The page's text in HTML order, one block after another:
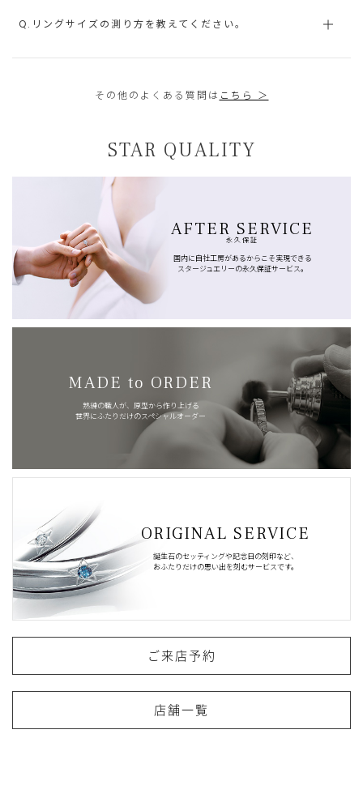
Q.リングサイズの測り方を教えてください。
その他のよくある質問は こちら ＞
STAR QUALITY
AFTER SERVICE
永久保証
国内に自社工房があるからこそ実現できる
スタージュエリーの永久保証サービス。
MADE to ORDER
熟練の職人が、原型から作り上げる
世界にふたりだけのスペシャルオーダー
ORIGINAL SERVICE
誕生石のセッティングや記念日の刻印など、
おふたりだけの思い出を刻むサービスです。
ご来店予約
店舗一覧